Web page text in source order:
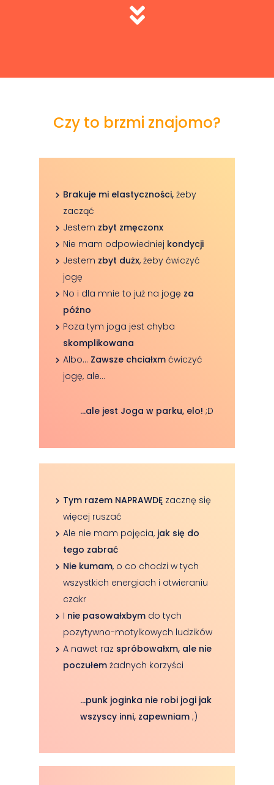
Czy to brzmi znajomo?
Brakuje mi elastyczności, żeby
zacząć
Jestem zbyt zmęczonx
Nie mam odpowiedniej kondycji
Jestem zbyt dużx, żeby ćwiczyć
jogę
No i dla mnie to już na jogę za
późno
Poza tym joga jest chyba
skomplikowana
Albo… Zawsze chciałxm ćwiczyć
jogę, ale…
…ale jest Joga w parku, elo! ;D
Tym razem NAPRAWDĘ zacznę się
więcej ruszać
Ale nie mam pojęcia, jak się do
tego zabrać
Nie kumam, o co chodzi w tych
wszystkich energiach i otwieraniu
czakr
I nie pasowałxbym do tych
pozytywno-motylkowych ludzików
A nawet raz spróbowałxm, ale nie
poczułem żadnych korzyści
…punk joginka nie robi jogi jak
wszyscy inni, zapewniam ;)